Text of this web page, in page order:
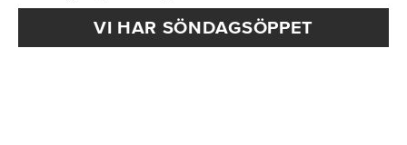
VI HAR SÖNDAGSÖPPET